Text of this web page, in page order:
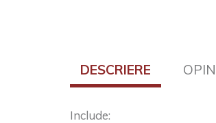
DESCRIERE
Include: